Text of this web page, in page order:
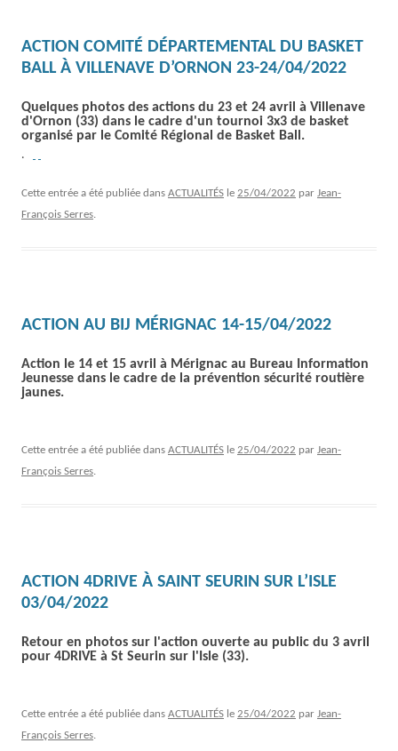
ACTION COMITÉ DÉPARTEMENTAL DU BASKET
BALL À VILLENAVE D’ORNON 23-24/04/2022
Quelques photos des actions du 23 et 24 avril à Villenave
d'Ornon (33) dans le cadre d'un tournoi 3x3 de basket
organisé par le Comité Régional de Basket Ball.
.
Cette entrée a été publiée dans ACTUALITÉS le 25/04/2022 par Jean-
François Serres.
ACTION AU BIJ MÉRIGNAC 14-15/04/2022
Action le 14 et 15 avril à Mérignac au Bureau Information
Jeunesse dans le cadre de la prévention sécurité routière
jaunes.
Cette entrée a été publiée dans ACTUALITÉS le 25/04/2022 par Jean-
François Serres.
ACTION 4DRIVE À SAINT SEURIN SUR L’ISLE
03/04/2022
Retour en photos sur l'action ouverte au public du 3 avril
pour 4DRIVE à St Seurin sur l'Isle (33).
Cette entrée a été publiée dans ACTUALITÉS le 25/04/2022 par Jean-
François Serres.